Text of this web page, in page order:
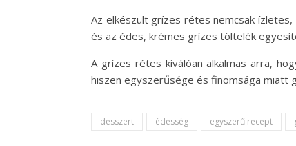
Az elkészült grízes rétes nemcsak
és az édes, krémes grízes töltelék
A grízes rétes kiválóan alkalmas arra,
hiszen egyszerűsége és finomsága miatt
desszert édesség egyszerű recept